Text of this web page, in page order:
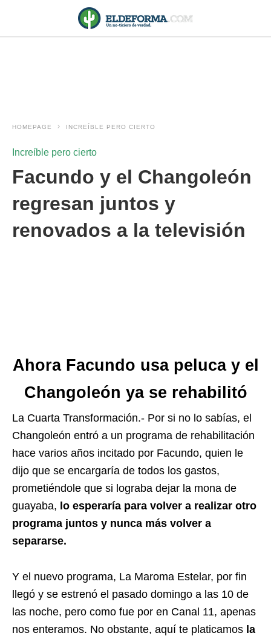
HOMEPAGE INCREÍBLE PERO CIERTO
Increíble pero cierto
Facundo y el Changoleón
regresan juntos y
renovados a la televisión
Ahora Facundo usa peluca y el
Changoleón ya se rehabilitó
La Cuarta Transformación.- Por si no lo sabías, el
Changoleón entró a un programa de rehabilitación
hace varios años incitado por Facundo, quien le
dijo que se encargaría de todos los gastos,
prometiéndole que si lograba dejar la mona de
guayaba, lo esperaría para volver a realizar otro
programa juntos y nunca más volver a
separarse.
Y el nuevo programa, La Maroma Estelar, por fin
llegó y se estrenó el pasado domingo a las 10 de
las noche, pero como fue por en Canal 11, apenas
nos enteramos. No obstante, aquí te platicamos la